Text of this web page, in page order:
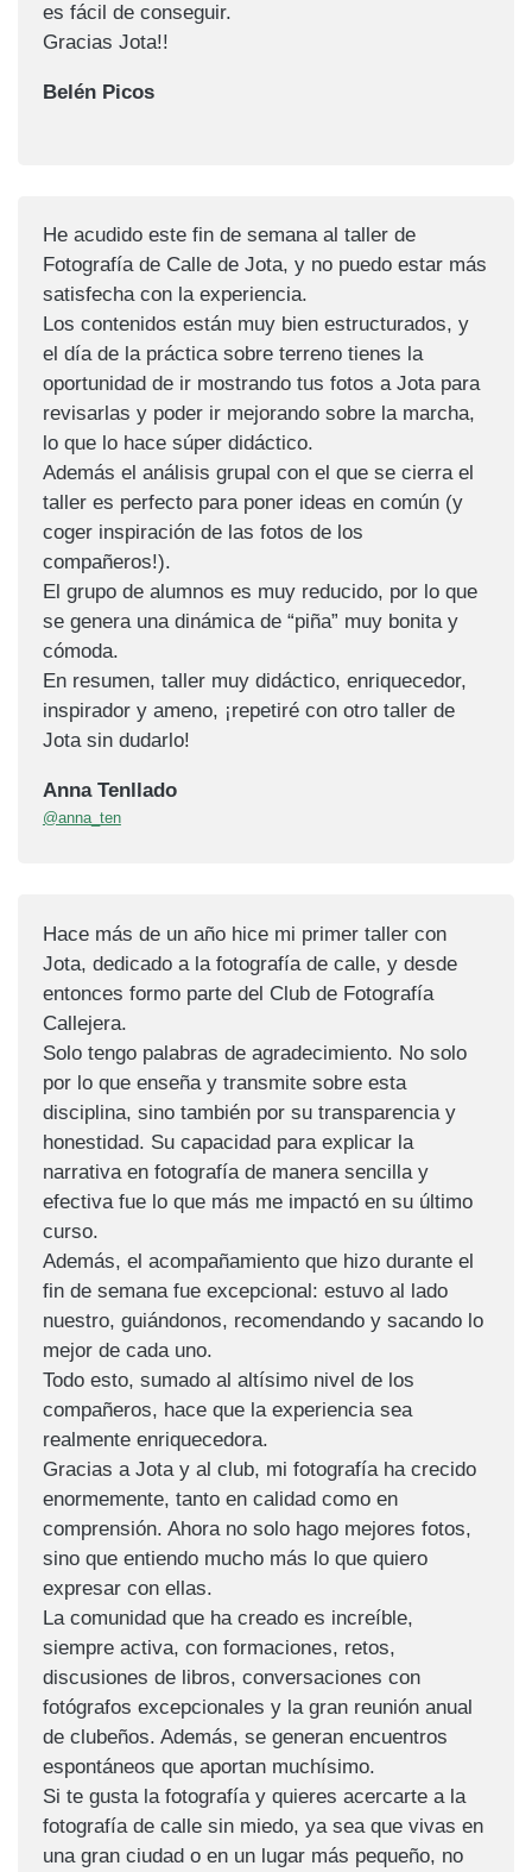
es fácil de conseguir.
Gracias Jota!!
Belén Picos
He acudido este fin de semana al taller de
Fotografía de Calle de Jota, y no puedo estar más
satisfecha con la experiencia.
Los contenidos están muy bien estructurados, y
el día de la práctica sobre terreno tienes la
oportunidad de ir mostrando tus fotos a Jota para
revisarlas y poder ir mejorando sobre la marcha,
lo que lo hace súper didáctico.
Además el análisis grupal con el que se cierra el
taller es perfecto para poner ideas en común (y
coger inspiración de las fotos de los
compañeros!).
El grupo de alumnos es muy reducido, por lo que
se genera una dinámica de “piña” muy bonita y
cómoda.
En resumen, taller muy didáctico, enriquecedor,
inspirador y ameno, ¡repetiré con otro taller de
Jota sin dudarlo!
Anna Tenllado
@anna_ten
Hace más de un año hice mi primer taller con
Jota, dedicado a la fotografía de calle, y desde
entonces formo parte del Club de Fotografía
Callejera.
Solo tengo palabras de agradecimiento. No solo
por lo que enseña y transmite sobre esta
disciplina, sino también por su transparencia y
honestidad. Su capacidad para explicar la
narrativa en fotografía de manera sencilla y
efectiva fue lo que más me impactó en su último
curso.
Además, el acompañamiento que hizo durante el
fin de semana fue excepcional: estuvo al lado
nuestro, guiándonos, recomendando y sacando lo
mejor de cada uno.
Todo esto, sumado al altísimo nivel de los
compañeros, hace que la experiencia sea
realmente enriquecedora.
Gracias a Jota y al club, mi fotografía ha crecido
enormemente, tanto en calidad como en
comprensión. Ahora no solo hago mejores fotos,
sino que entiendo mucho más lo que quiero
expresar con ellas.
La comunidad que ha creado es increíble,
siempre activa, con formaciones, retos,
discusiones de libros, conversaciones con
fotógrafos excepcionales y la gran reunión anual
de clubeños. Además, se generan encuentros
espontáneos que aportan muchísimo.
Si te gusta la fotografía y quieres acercarte a la
fotografía de calle sin miedo, ya sea que vivas en
una gran ciudad o en un lugar más pequeño, no